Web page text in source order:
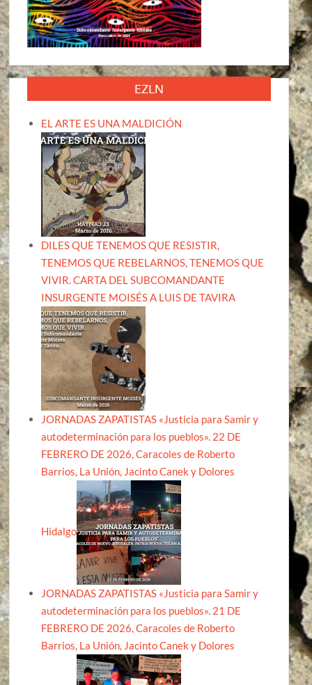
EZLN
EL ARTE ES UNA MALDICIÓN
DILES QUE TENEMOS QUE RESISTIR,
TENEMOS QUE REBELARNOS, TENEMOS QUE
VIVIR. CARTA DEL SUBCOMANDANTE
INSURGENTE MOISÉS A LUIS DE TAVIRA
JORNADAS ZAPATISTAS «Justicia para Samir y
autodeterminación para los pueblos». 22 DE
FEBRERO DE 2026, Caracoles de Roberto
Barrios, La Unión, Jacinto Canek y Dolores
Hidalgo
JORNADAS ZAPATISTAS «Justicia para Samir y
autodeterminación para los pueblos». 21 DE
FEBRERO DE 2026, Caracoles de Roberto
Barrios, La Unión, Jacinto Canek y Dolores